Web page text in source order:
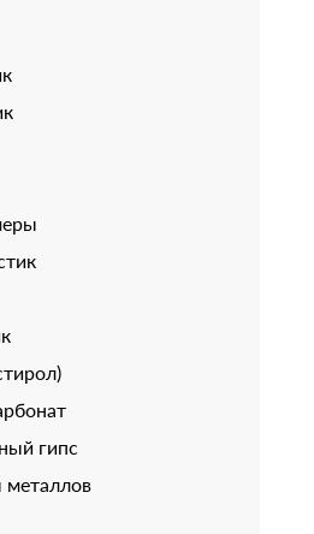
гипс